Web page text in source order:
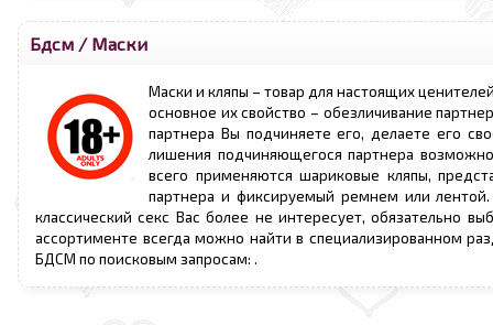
Бдсм / Маски
Маски и кляпы – товар для настоящих
основное их свойство – обезличивание
партнера Вы подчиняете его, делаете его
лишения подчиняющегося партнера
всего применяются шариковые кляпы,
партнера и фиксируемый ремнем или
классический секс Вас более не интересует, обязательно
ассортименте всегда можно найти в специализированном
БДСМ по поисковым запросам: .